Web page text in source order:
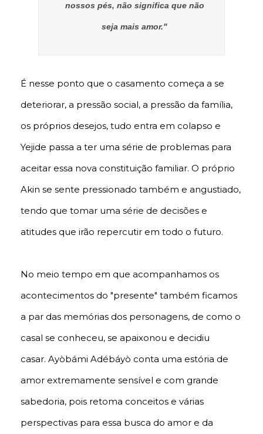
nossos pés, não significa que não
seja mais amor."
É nesse ponto que o casamento começa a se
deteriorar, a pressão social, a pressão da família,
os próprios desejos, tudo entra em colapso e
Yejide passa a ter uma série de problemas para
aceitar essa nova constituição familiar. O próprio
Akin se sente pressionado também e angustiado,
tendo que tomar uma série de decisões e
atitudes que irão repercutir em todo o futuro.
No meio tempo em que acompanhamos os
acontecimentos do "presente" também ficamos
a par das memórias dos personagens, de como o
casal se conheceu, se apaixonou e decidiu
casar. Ayòbámi Adébáyò conta uma estória de
amor extremamente sensível e com grande
sabedoria, pois retoma conceitos e várias
perspectivas para essa busca do amor e da